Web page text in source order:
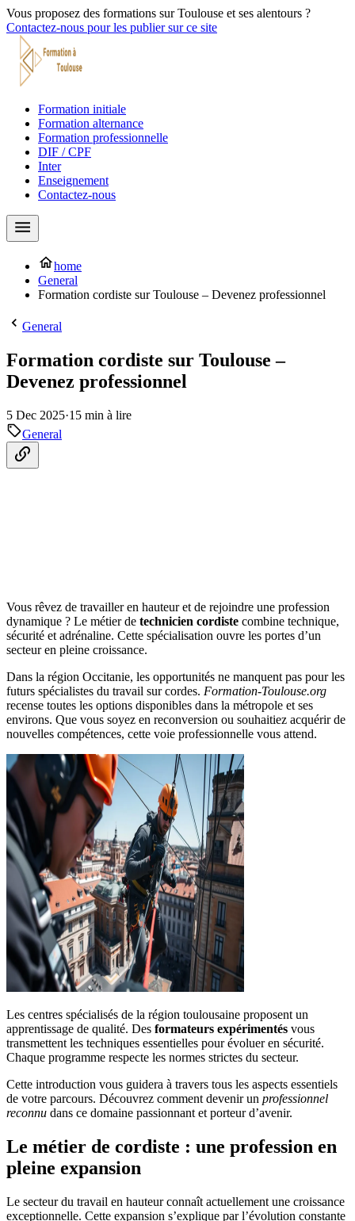
Vous proposez des formations sur Toulouse et ses alentours ?
Contactez-nous pour les publier sur ce site
Formation initiale
Formation alternance
Formation professionnelle
DIF / CPF
Inter
Enseignement
Contactez-nous
home
General
Formation cordiste sur Toulouse – Devenez professionnel
General
Formation cordiste sur Toulouse –
Devenez professionnel
5 Dec 2025·15 min à lire
General
Vous rêvez de travailler en hauteur et de rejoindre une profession
dynamique ? Le métier de technicien cordiste combine technique,
sécurité et adrénaline. Cette spécialisation ouvre les portes d’un
secteur en pleine croissance.
Dans la région Occitanie, les opportunités ne manquent pas pour les
futurs spécialistes du travail sur cordes. Formation-Toulouse.org
recense toutes les options disponibles dans la métropole et ses
environs. Que vous soyez en reconversion ou souhaitiez acquérir de
nouvelles compétences, cette voie professionnelle vous attend.
Les centres spécialisés de la région toulousaine proposent un
apprentissage de qualité. Des formateurs expérimentés vous
transmettent les techniques essentielles pour évoluer en sécurité.
Chaque programme respecte les normes strictes du secteur.
Cette introduction vous guidera à travers tous les aspects essentiels
de votre parcours. Découvrez comment devenir un professionnel
reconnu dans ce domaine passionnant et porteur d’avenir.
Le métier de cordiste : une profession en
pleine expansion
Le secteur du travail en hauteur connaît actuellement une croissance
exceptionnelle. Cette expansion s’explique par l’évolution constante